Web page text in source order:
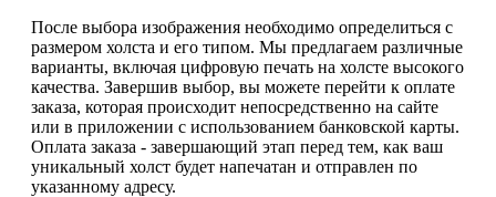
После выбора изображения необходимо определиться с
размером холста и его типом. Мы предлагаем различные
варианты, включая цифровую печать на холсте высокого
качества. Завершив выбор, вы можете перейти к оплате
заказа, которая происходит непосредственно на сайте
или в приложении с использованием банковской карты.
Оплата заказа - завершающий этап перед тем, как ваш
уникальный холст будет напечатан и отправлен по
указанному адресу.